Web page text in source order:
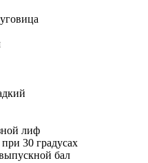
лиф
30 градусах
бал